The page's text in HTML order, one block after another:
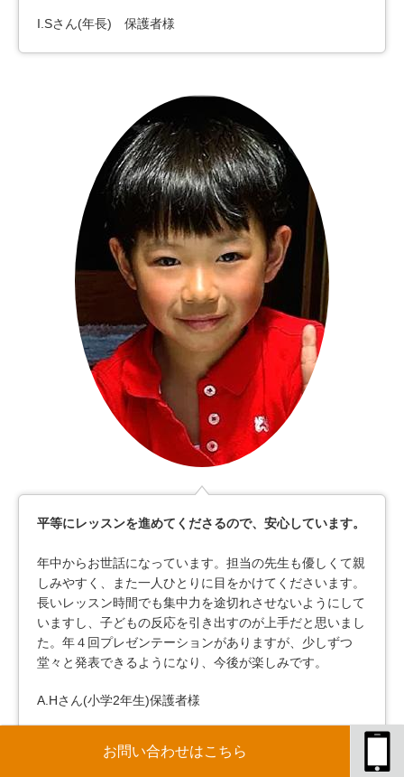
お問い合わせはこちら
I.Sさん(年長) 保護者様
平等にレッスンを進めてくださるので、安心しています。
年中からお世話になっています。担当の先生も優しくて親
しみやすく、また一人ひとりに目をかけてくださいます。
長いレッスン時間でも集中力を途切れさせないようにして
いますし、子どもの反応を引き出すのが上手だと思いまし
た。年４回プレゼンテーションがありますが、少しずつ
堂々と発表できるようになり、今後が楽しみです。
A.Hさん(小学2年生)保護者様